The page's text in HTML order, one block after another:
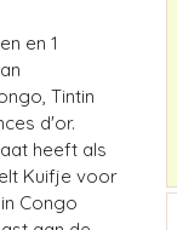
en 1
Tintin
d'or.
heeft als
Kuifje voor
Congo